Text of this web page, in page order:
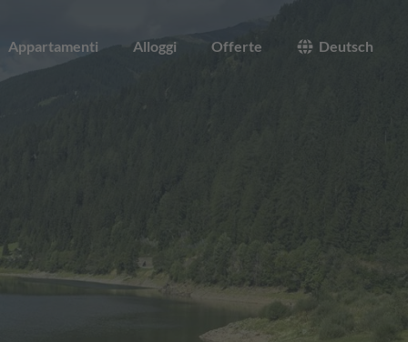
Appartamenti Alloggi Offerte Deutsch